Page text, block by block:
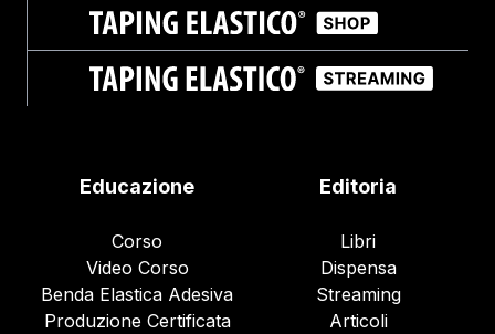
Educazione
Corso
Video Corso
Benda Elastica Adesiva
Produzione Certificata
Editoria
Libri
Dispensa
Streaming
Articoli